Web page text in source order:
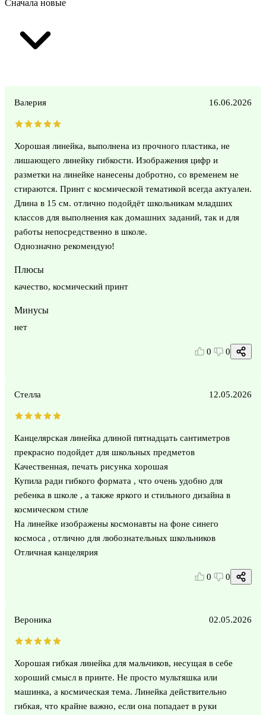
Сначала новые
Валерия 16.06.2026
Хорошая линейка, выполнена из прочного пластика, не
лишающего линейку гибкости. Изображения цифр и
разметки на линейке нанесены добротно, со временем не
стираются. Принт с космической тематикой всегда актуален.
Длина в 15 см. отлично подойдёт школьникам младших
классов для выполнения как домашних заданий, так и для
работы непосредственно в школе.
Однозначно рекомендую!
Плюсы
качество, космический принт
Минусы
нет
0 0
Стелла 12.05.2026
Канцелярская линейка длиной пятнадцать сантиметров
прекрасно подойдет для школьных предметов
Качественная, печать рисунка хорошая
Купила ради гибкого формата , что очень удобно для
ребенка в школе , а также яркого и стильного дизайна в
космическом стиле
На линейке изображены космонавты на фоне синего
космоса , отлично для любознательных школьников
Отличная канцелярия
0 0
Вероника 02.05.2026
Хорошая гибкая линейка для мальчиков, несущая в себе
хороший смысл в принте. Не просто мультяшка или
машинка, а космическая тема. Линейка действительно
гибкая, что крайне важно, если она попадает в руки